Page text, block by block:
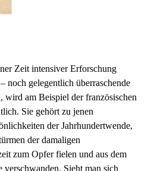
Zeit intensiver Erforschung
noch gelegentlich überraschende
wird am Beispiel der französischen
Sie gehört zu jenen
der Jahrhundertwende,
der damaligen
zum Opfer fielen und aus dem
verschwanden. Sieht man sich